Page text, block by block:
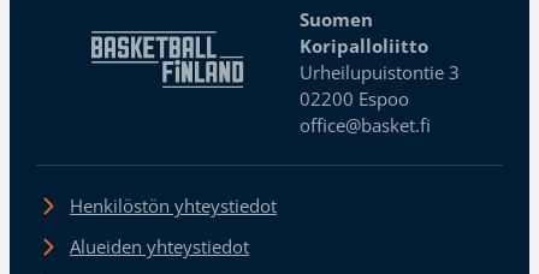
Suomen
Koripalloliitto
Urheilupuistontie 3
02200 Espoo
office@basket.fi
Henkilöstön yhteystiedot
Alueiden yhteystiedot